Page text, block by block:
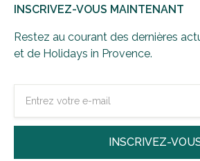
INSCRIVEZ-VOUS MAINTENANT
Restez au courant des dernières
et de Holidays in Provence.